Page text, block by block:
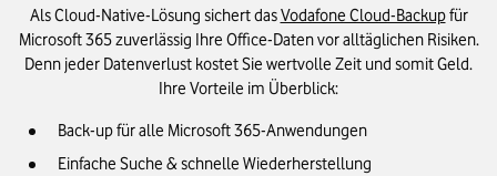
Als Cloud-Native-Lösung sichert dasVodafone Cloud-Backupfür
Microsoft 365 zuverlässig Ihre Office-Daten vor alltäglichen Risiken.
Denn jeder Datenverlust kostet Sie wertvolle Zeit und somit Geld.
Ihre Vorteile im Überblick:
Back-up für alle Microsoft 365-Anwendungen
Einfache Suche & schnelle Wiederherstellung